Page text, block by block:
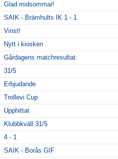
Glad midsommar!
SAIK - Brämhults IK 1 - 1
Vinst!
Nytt i kiosken
Gårdagens matchresultat:
31/5
Erbjudande
Trollevi Cup
Upphittat
Klubbkväll 31/5
4 - 1
SAIK - Borås GIF